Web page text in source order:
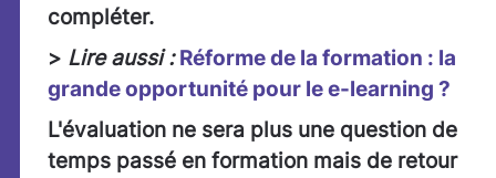
compléter.
> Lire aussi : Réforme de la formation : la
grande opportunité pour le e-learning ?
L'évaluation ne sera plus une question de
temps passé en formation mais de retour